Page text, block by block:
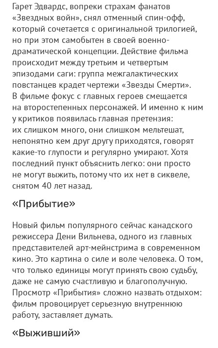
Гарет Эдвардс, вопреки страхам фанатов
«Звездных войн», снял отменный спин-офф,
который сочетается с оригинальной трилогией,
но при этом самобытен в своей военно-
драматической концепции. Действие фильма
происходит между третьим и четвертым
эпизодами саги: группа межгалактических
повстанцев крадет чертежи «Звезды Смерти».
В фильме фокус с главных героев смещается
на второстепенных персонажей. И именно к ним
у критиков появилась главная претензия:
их слишком много, они слишком мельтешат,
непонятно кем друг другу приходятся, говорят
какие-то глупости и регулярно умирают. Хотя
последний пункт объяснить легко: они просто
не могут выжить, потому что их нет в сиквеле,
снятом 40 лет назад.
«Прибытие»
Новый фильм популярного сейчас канадского
режиссера Дени Вильнева, одного из главных
представителей арт-мейнстрима в современном
кино. Это картина о силе и воле человека. О том,
что только единицы могут принять свою судьбу,
даже не самую счастливую и благополучную.
Просмотр «Прибытия» сложно назвать отдыхом:
фильм провоцирует серьезную внутреннюю
работу, заставляет думать.
«Выживший»